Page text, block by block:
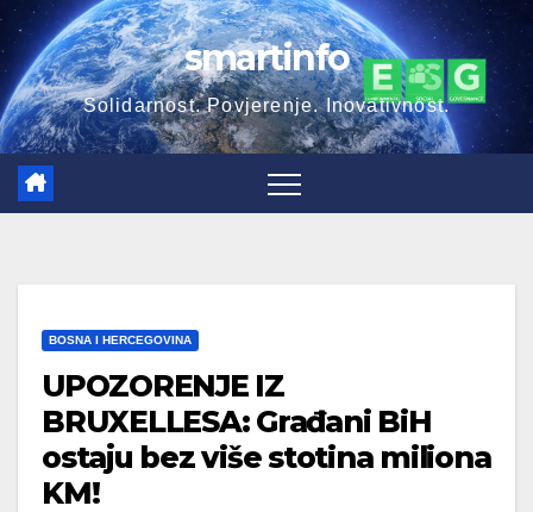
Skip
to
content
smartinfo
Solidarnost. Povjerenje. Inovativnost.
BOSNA I HERCEGOVINA
UPOZORENJE IZ
BRUXELLESA: Građani BiH
ostaju bez više stotina miliona
KM!